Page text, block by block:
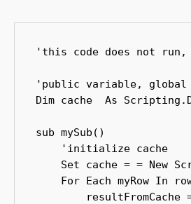
'this code does not run,
'public variable, global
Dim cache  As
sub mySub()
    'initialize cache
Set cache = = New
For Each myRow In
resultFromCache =